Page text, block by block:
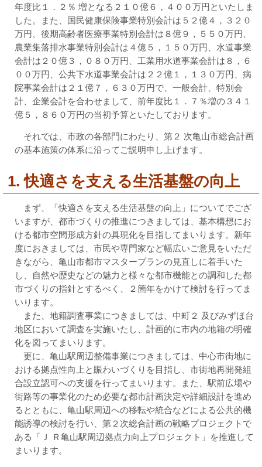
年度比１．２％ 増となる２１０億６，４００万円といたしま
した。また、国民健康保険事業特別会計は５２億４，３２０
万円、後期高齢者医療事業特別会計は８億９，５５０万円、
農業集落排水事業特別会計は４億５，１５０万円、水道事業
会計は２０億３，０８０万円、工業用水道事業会計は８，６
００万円、公共下水道事業会計は２２億１，１３０万円、病
院事業会計は２１億７，６３０万円で、一般会計、特別会
計、企業会計を合わせまして、前年度比１．７％増の３４１
億５，８６０万円の当初予算といたしております。
それでは、市政の各部門にわたり、第２ 次亀山市総合計画
の基本施策の体系に沿ってご説明申し上げます。
1. 快適さを支える生活基盤の向上
まず、「快適さを支える生活基盤の向上」についてでござ
いますが、都市づくりの推進につきましては、基本構想にお
ける都市空間形成方針の具現化を目指してまいります。新年
度におきましては、市民や専門家など幅広いご意見をいただ
きながら、亀山市都市マスタープランの見直しに着手いた
し、自然や歴史などの魅力と様々な都市機能との調和した都
市づくりの指針とするべく、２箇年をかけて検討を行ってま
いります。
また、地籍調査事業につきましては、中町２ 及びみずほ台
地区において調査を実施いたし、計画的に市内の地籍の明確
化を図ってまいります。
更に、亀山駅周辺整備事業につきましては、中心市街地に
おける拠点性向上と賑わいづくりを目指し、市街地再開発組
合設立認可への支援を行ってまいります。また、駅前広場や
街路等の事業化のため必要な都市計画決定や詳細設計を進め
るとともに、亀山駅周辺への移転や統合などによる公共的機
能誘導の検討を行い、第２次総合計画の戦略プロジェクトで
ある「Ｊ Ｒ亀山駅周辺拠点力向上プロジェクト」を推進して
まいります。